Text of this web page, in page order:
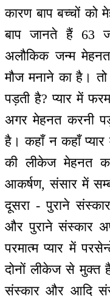
कारण बाप बच्चों
बाप जानते हैं 63
अलौकिक जन्म
मौज मनाने का है।
पड़ती है? प्यार में
अगर मेहनत करनी
है। कहाँ न कहाँ
की लीकेज मेहनत
आकर्षण, संसार में
दूसरा - पुराने
और पुराने संस्कार
परमात्म प्यार में
दोनों लीकेज से मुक्त
संस्कार और आदि